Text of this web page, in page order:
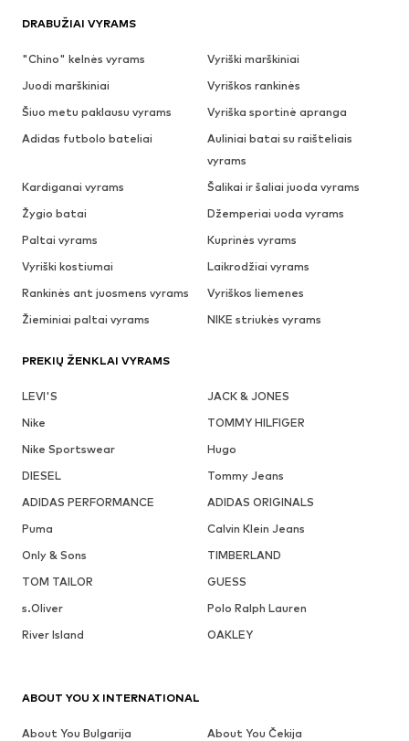
DRABUŽIAI VYRAMS
"Chino" kelnės vyrams
Vyriški marškiniai
Juodi marškiniai
Vyriškos rankinės
Šiuo metu paklausu vyrams
Vyriška sportinė apranga
Adidas futbolo bateliai
Auliniai batai su raišteliais
vyrams
Kardiganai vyrams
Šalikai ir šaliai juoda vyrams
Žygio batai
Džemperiai uoda vyrams
Paltai vyrams
Kuprinės vyrams
Vyriški kostiumai
Laikrodžiai vyrams
Rankinės ant juosmens vyrams
Vyriškos liemenes
Žieminiai paltai vyrams
NIKE striukės vyrams
PREKIŲ ŽENKLAI VYRAMS
LEVI'S
JACK & JONES
Nike
TOMMY HILFIGER
Nike Sportswear
Hugo
DIESEL
Tommy Jeans
ADIDAS PERFORMANCE
ADIDAS ORIGINALS
Puma
Calvin Klein Jeans
Only & Sons
TIMBERLAND
TOM TAILOR
GUESS
s.Oliver
Polo Ralph Lauren
River Island
OAKLEY
ABOUT YOU X INTERNATIONAL
About You Bulgarija
About You Čekija